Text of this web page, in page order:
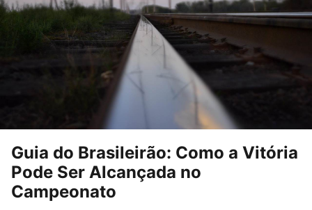
Guia do Brasileirão: Como a Vitória
Pode Ser Alcançada no
Campeonato